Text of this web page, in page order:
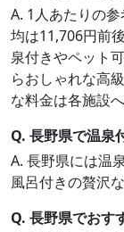
A. 1人あたりの
均は11,706円前
泉付きやペット
らおしゃれな高
な料金は各施設
Q. 長野県で温泉
A. 長野県には温
風呂付きの贅沢
Q. 長野県でおす